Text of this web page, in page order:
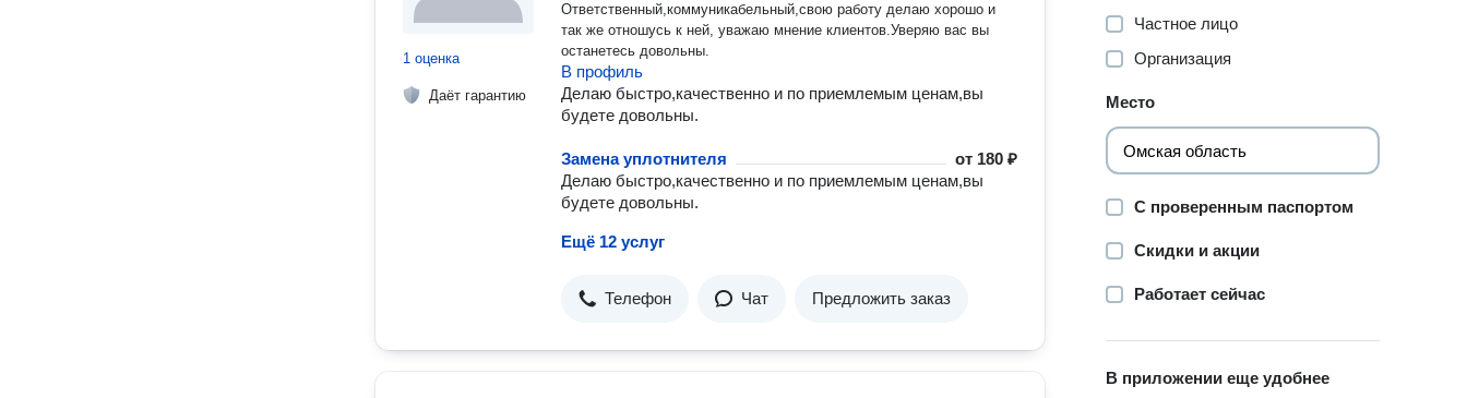
1 оценка
Даёт гарантию
Ответственный,коммуникабельный,свою работу делаю хорошо и
так же отношусь к ней, уважаю мнение клиентов.Уверяю вас вы
останетесь довольны.
В профиль
Делаю быстро,качественно и по приемлемым ценам,вы
будете довольны.
Замена уплотнителя от 180 ₽
Делаю быстро,качественно и по приемлемым ценам,вы
будете довольны.
Ещё 12 услуг
Телефон Чат Предложить заказ
Частное лицо
Организация
Место
С проверенным паспортом
Скидки и акции
Работает сейчас
В приложении еще удобнее